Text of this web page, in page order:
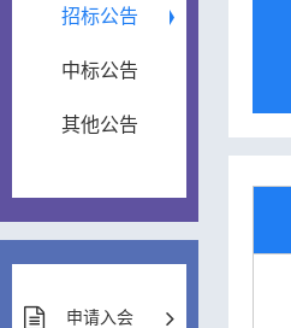
招标公告
中标公告
其他公告
申请入会